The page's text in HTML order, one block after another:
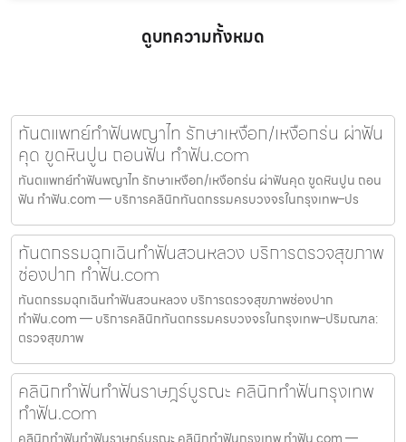
ดูบทความทั้งหมด
ทันตแพทย์ทำฟันพญาไท รักษาเหงือก/เหงือกร่น ผ่าฟัน
คุด ขูดหินปูน ถอนฟัน ทำฟัน.com
ทันตแพทย์ทำฟันพญาไท รักษาเหงือก/เหงือกร่น ผ่าฟันคุด ขูดหินปูน ถอน
ฟัน ทำฟัน.com — บริการคลินิกทันตกรรมครบวงจรในกรุงเทพ–ปร
ทันตกรรมฉุกเฉินทำฟันสวนหลวง บริการตรวจสุขภาพ
ช่องปาก ทำฟัน.com
ทันตกรรมฉุกเฉินทำฟันสวนหลวง บริการตรวจสุขภาพช่องปาก
ทำฟัน.com — บริการคลินิกทันตกรรมครบวงจรในกรุงเทพ–ปริมณฑล:
ตรวจสุขภาพ
คลินิกทำฟันทำฟันราษฎร์บูรณะ คลินิกทำฟันกรุงเทพ
ทำฟัน.com